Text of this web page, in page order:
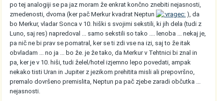
po tej analogiji se pa jaz moram že enkrat končno znebiti nejasnosti,
zmedenosti, dvoma (ker pač Merkur kvadrat Neptun
), da
bo Merkur, vladar Sonca v 10. hiški s svojimi sekstili, ki jih dela (tudi z
Luno, saj res) napredoval ... samo sekstili so tako .... lenoba ... nekaj je,
pa nič ne bi prav se pomatral, ker se ti zdi vse na izi, saj to že itak
obvladam ... no ja ... bo že. je že tako, da Merkur v Tehtnici bi znal in
pa, ker je v 10. hiši, tudi želel/hotel izjemno lepo povedati, ampak
nekako tisti Uran in Jupiter z jezikom prehitita misli ali prepovršno,
premalo dovršeno premislita, Neptun pa pač zjebe zaradi občutka ...
nejasnosti.